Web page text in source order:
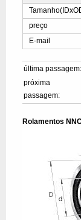
preço
E-mail
última passagem:
próxima
passagem:
Rolamentos